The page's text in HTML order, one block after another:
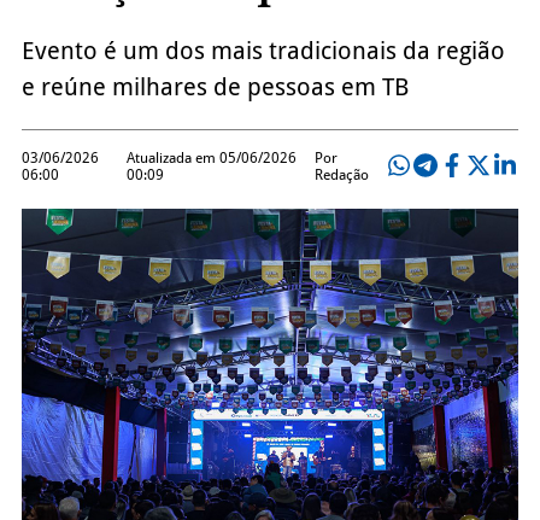
Evento é um dos mais tradicionais da região
e reúne milhares de pessoas em TB
03/06/2026
06:00
Atualizada em 05/06/2026
00:09
Por
Redação